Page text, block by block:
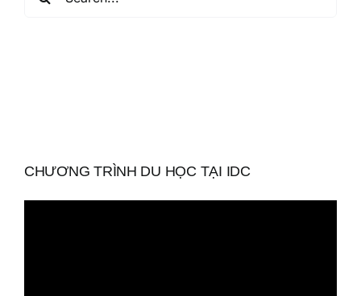
CHƯƠNG TRÌNH DU HỌC TẠI IDC